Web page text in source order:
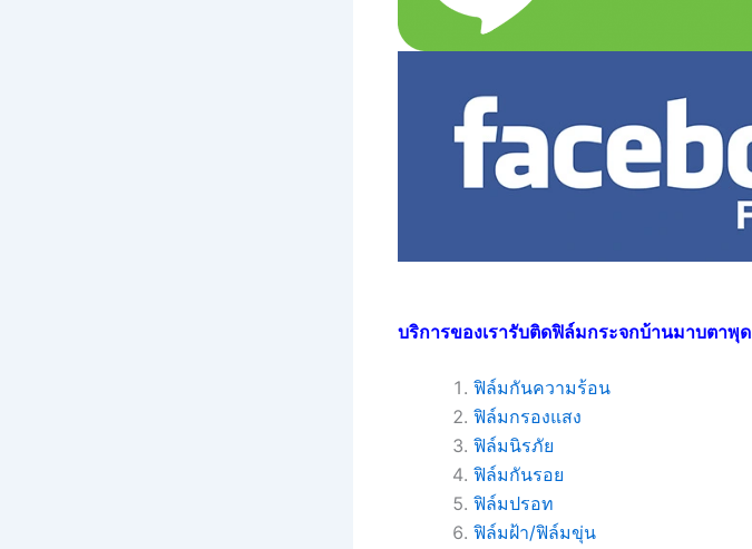
บริการของเรารับติดฟิล์มกระจกบ้านมาบตาพุด
ฟิล์มกันความร้อน
ฟิล์มกรองแสง
ฟิล์มนิรภัย
ฟิล์มกันรอย
ฟิล์มปรอท
ฟิล์มฝ้า/ฟิล์มขุ่น